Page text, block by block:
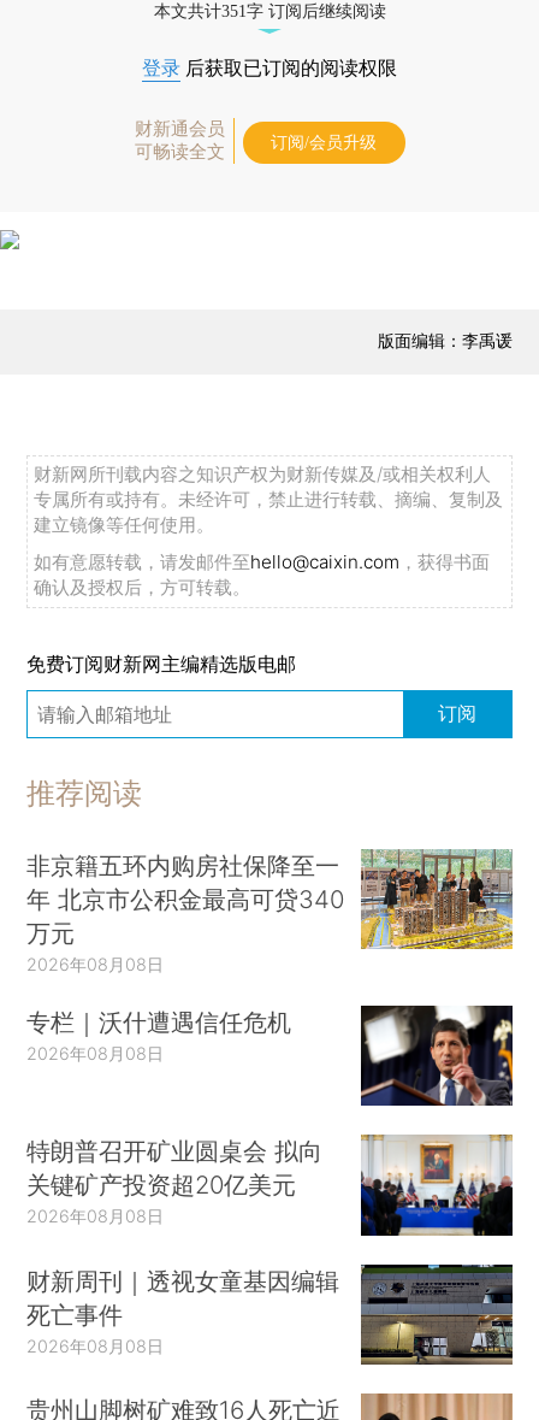
本文共计351字 订阅后继续阅读
登录 后获取已订阅的阅读权限
财新通会员
可畅读全文
订阅/会员升级
版面编辑：李禹谖
财新网所刊载内容之知识产权为财新传媒及/或相关权利人
专属所有或持有。未经许可，禁止进行转载、摘编、复制及
建立镜像等任何使用。
如有意愿转载，请发邮件至hello@caixin.com ，获得书面
确认及授权后，方可转载。
免费订阅财新网主编精选版电邮
订阅
推荐阅读
非京籍五环内购房社保降至一
年 北京市公积金最高可贷340
万元
2026年08月08日
专栏｜沃什遭遇信任危机
2026年08月08日
特朗普召开矿业圆桌会 拟向
关键矿产投资超20亿美元
2026年08月08日
财新周刊｜透视女童基因编辑
死亡事件
2026年08月08日
贵州山脚树矿难致16人死亡近